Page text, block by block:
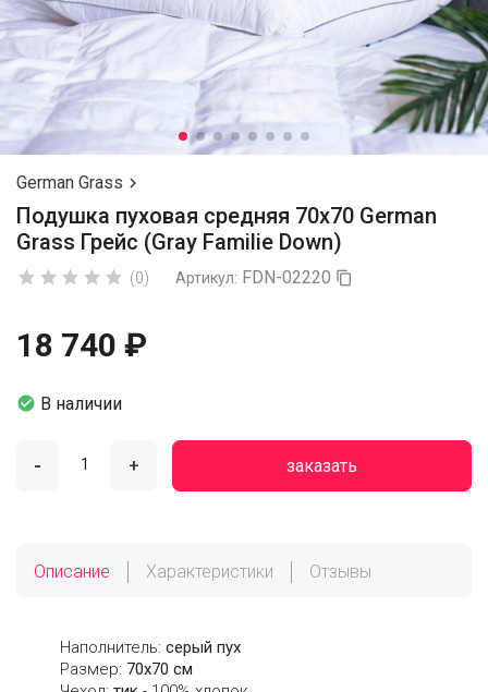
German Grass 
Подушка пуховая средняя 70х70 German
Grass Грейс (Gray Familie Down)
     (0) Артикул: FDN-02220 
18 740 ₽
 В наличии
- + заказать
Описание Характеристики Отзывы
Наполнитель: серый пух
Размер: 70х70 см